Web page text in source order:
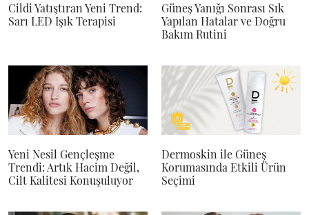
Cildi Yatıştıran Yeni Trend:
Sarı LED Işık Terapisi
Güneş Yanığı Sonrası Sık
Yapılan Hatalar ve Doğru
Bakım Rutini
Yeni Nesil Gençleşme
Trendi: Artık Hacim Değil,
Cilt Kalitesi Konuşuluyor
Dermoskin ile Güneş
Korumasında Etkili Ürün
Seçimi